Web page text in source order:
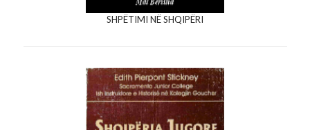
SHPËTIMI NË SHQIPËRI